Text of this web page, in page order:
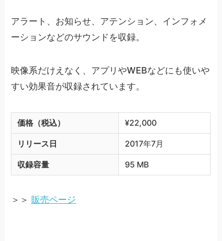
アラート、お知らせ、アテンション、インフォメ
ーションなどのサウンドを収録。
映像系だけえなく、アプリやWEBなどにも使いや
すい効果音が収録されています。
価格（税込） ¥22,000
リリース日 2017年7月
収録容量 95 MB
＞＞ 販売ページ